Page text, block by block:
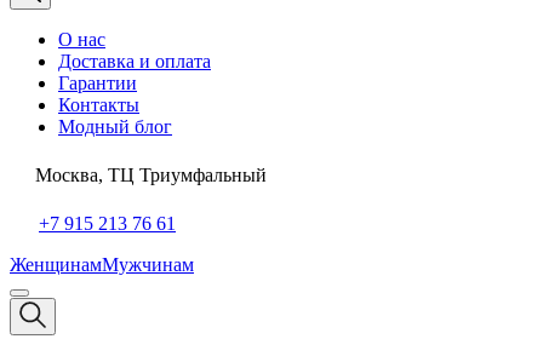
О нас
Доставка и оплата
Гарантии
Контакты
Модный блог
Москва, ТЦ Триумфальный
+7 915 213 76 61
ЖенщинамМужчинам